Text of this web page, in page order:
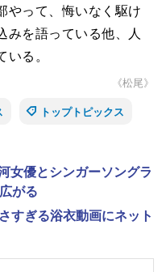
やって、悔いなく駆け
みを語っている他、人
る。
《松尾》
トップトピックス
女優とシンガーソングラ
がる
すぎる浴衣動画にネット